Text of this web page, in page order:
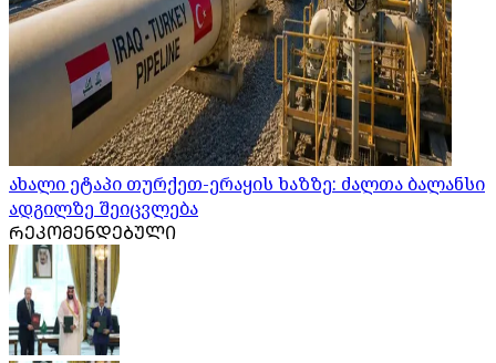
ახალი ეტაპი თურქეთ-ერაყის ხაზზე: ძალთა ბალანსი
ადგილზე შეიცვლება
ᲠᲔᲙᲝᲛᲔᲜᲓᲔᲑᲣᲚᲘ